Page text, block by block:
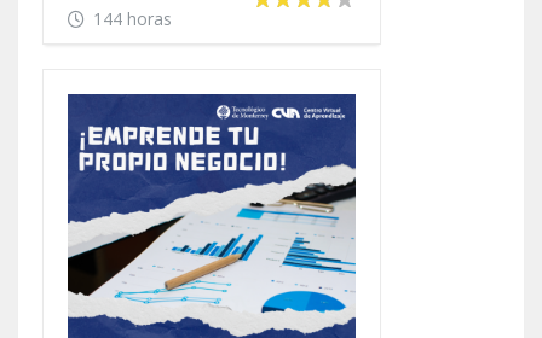
144 horas